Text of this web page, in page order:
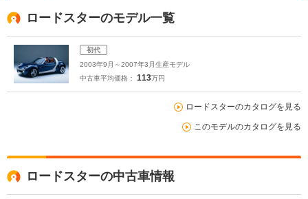
ロードスターのモデル一覧
初代
2003年9月～2007年3月生産モデル
中古車平均価格： 113万円
ロードスターのカタログを見る
このモデルのカタログを見る
ロードスターの中古車情報